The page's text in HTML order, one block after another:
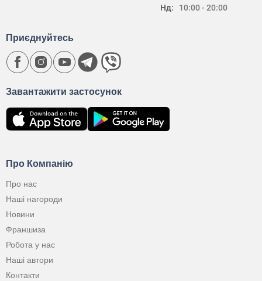
Нд:
10:00 - 20:00
Про Компанію
Про нас
Наші нагороди
Новини
Франшиза
Робота у нас
Наші автори
Контакти
Завантажити застосунок
Приєднуйтесь